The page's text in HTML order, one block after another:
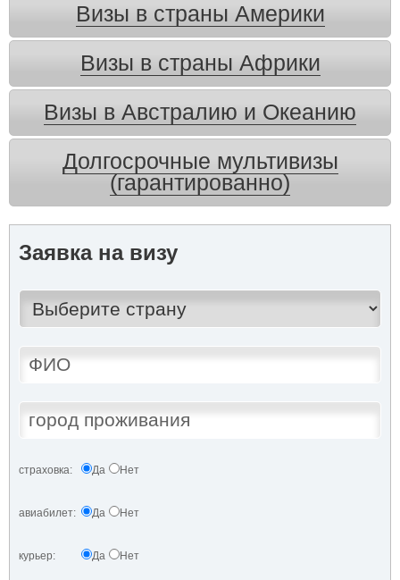
Визы в страны Америки
Визы в страны Африки
Визы в Австралию и Океанию
Долгосрочные мультивизы
(гарантированно)
Заявка на визу
страховка: Да Нет
авиабилет: Да Нет
курьер: Да Нет